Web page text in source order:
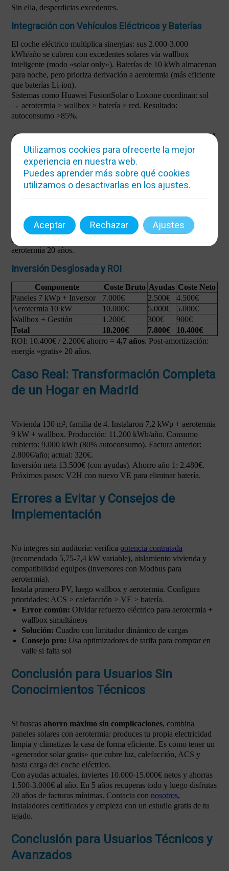
Sin ella, desperdicias excedentes.
Integración con Vehículos Eléctricos y Baterías
El coche eléctrico multiplica sinergias: sus 2.000-3.000
kWh/año se cubren con excedentes solares vía wallbox
inteligente (modo «solar only»). Baterías de 10 kWh almacenan
para noche, pero prioriza derivación a aerotermia (más eficiente
que baterías Li-ion).
Sistemas como Huawei FusionSolar o Loxone coordinan: sol
→ aerotermia > wallbox > batería > red. Resultado:
autoconsumo >85%.
Ayudas, Subvenciones y Rentabilidad
Real en 2025
Next Generation EU ofrece 40-70% para aerotermia y 15-45%
Inversión neta media: 12.000-15.000€ para sistema completo.
Rentabilidad: ahorro 1.500-3.000€/año. Amortización 4 años
con ayudas; 6-7 sin ellas. Vida útil: paneles 25+ años,
aerotermia 20 años.
Inversión Desglosada y ROI
Componente Coste Bruto Ayudas Coste Neto
Paneles 7 kWp + Inversor
7.000€ 2.500€
4.500€
Aerotermia 10 kW
10.000€ 5.000€
5.000€
Wallbox + Gestión
1.200€ 300€
900€
Total
18.200€ 7.800€
10.400€
ROI: 10.400€ / 2.200€ ahorro = 4,7 años. Post-amortización:
energía «gratis» 20 años.
Caso Real: Transformación Completa
de un Hogar en Madrid
Vivienda 130 m², familia de 4. Instalaron 7,2 kWp + aerotermia
9 kW + wallbox. Producción: 11.200 kWh/año. Consumo
cubierto: 9.000 kWh (80% autoconsumo). Factura anterior:
2.800€/año; actual: 320€.
Inversión neta 13.500€ (con ayudas). Ahorro año 1: 2.480€.
Próximos pasos: V2H con nuevo VE para eliminar batería.
Errores a Evitar y Consejos de
Implementación
No integres sin auditoría: verifica potencia contratada
(recomendado 5,75-7,4 kW variable), aislamiento vivienda y
compatibilidad equipos (inversores con Modbus para
aerotermia).
Instala primero PV, luego wallbox y aerotermia. Configura
prioridades: ACS > calefacción > VE > batería.
Error común: Olvidar refuerzo eléctrico para aerotermia +
wallbox simultáneos
Solución: Cuadro con limitador dinámico de cargas
Consejo pro: Usa optimizadores de tarifa para comprar en
valle si falta sol
Conclusión para Usuarios Sin
Conocimientos Técnicos
Si buscas ahorro máximo sin complicaciones, combina
paneles solares con aerotermia: produces tu propia electricidad
limpia y climatizas la casa de forma eficiente. Es como tener un
«generador solar gratis» que cubre luz, calefacción, ACS y
hasta carga del coche eléctrico.
Con ayudas actuales, inviertes 10.000-15.000€ netos y ahorras
1.500-3.000€ al año. En 5 años recuperas todo y luego disfrutas
20 años de facturas mínimas. Contacta con nosotros,
instaladores certificados y empieza con un estudio gratis de tu
tejado.
Conclusión para Usuarios Técnicos y
Avanzados
Utilizamos cookies para ofrecerte la mejor
experiencia en nuestra web.
Puedes aprender más sobre qué cookies
utilizamos o desactivarlas en los ajustes.
Aceptar Rechazar Ajustes